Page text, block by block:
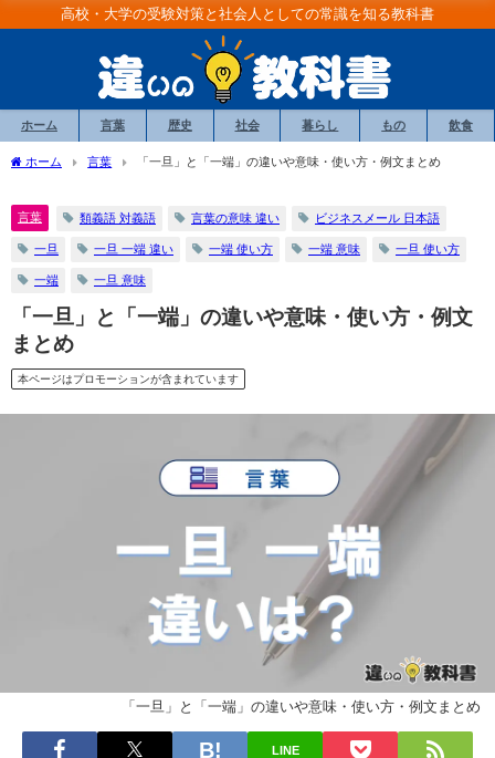
高校・大学の受験対策と社会人としての常識を知る教科書
ホーム 言葉 歴史 社会 暮らし もの 飲食
ホーム 言葉 「一旦」と「一端」の違いや意味・使い方・例文まとめ
言葉 類義語 対義語 言葉の意味 違い ビジネスメール 日本語
一旦 一旦 一端 違い 一端 使い方 一端 意味 一旦 使い方
一端 一旦 意味
「一旦」と「一端」の違いや意味・使い方・例文
まとめ
本ページはプロモーションが含まれています
「一旦」と「一端」の違いや意味・使い方・例文まとめ
LINE